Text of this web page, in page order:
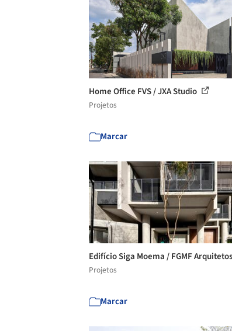
Home Office FVS / JXA Studio
Projetos
Marcar
Edifício Siga Moema / FGMF Arquitetos
Projetos
Marcar